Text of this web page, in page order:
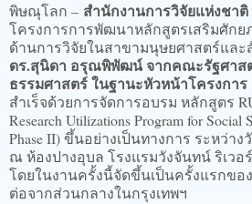
พิษณุโลก – สำนักงานการวิจัยแห่งชาติ
โครงการการพัฒนาหลักสูตรเสริมศัก
ด้านการวิจัยในสาขามนุษยศาสตร์และ
ดร.สุนิดา อรุณพิพัฒน์ จากคณะรัฐศาส
ธรรมศาสตร์ ในฐานะหัวหน้าโครงการ
สำเร็จด้วยการจัดการอบรม หลักสูตร
Research Utilizations Program for Social
Phase II) ขึ้นอย่างเป็นทางการ ระหว่า
ณ ห้องปางอุบล โรงแรมวังจันทน์ ริเว
โดยในงานครั้งนี้จัดขึ้นเป็นครั้งแรกขอ
ต่อจากส่วนกลางในกรุงเทพฯ